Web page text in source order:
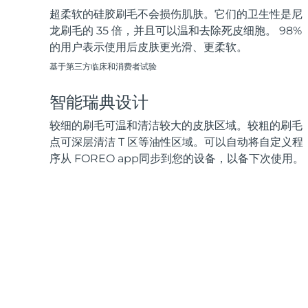
超柔软的硅胶刷毛不会损伤肌肤。它们的卫生性是尼
龙刷毛的 35 倍，并且可以温和去除死皮细胞。 98%
的用户表示使用后皮肤更光滑、更柔软。
基于第三方临床和消费者试验
智能瑞典设计
较细的刷毛可温和清洁较大的皮肤区域。较粗的刷毛
点可深层清洁 T 区等油性区域。可以自动将自定义程
序从 FOREO app同步到您的设备，以备下次使用。